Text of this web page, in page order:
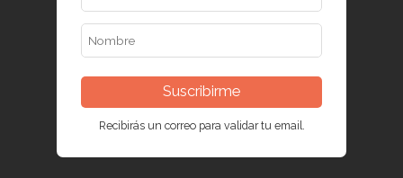
Suscribirme
Recibirás un correo para validar tu email.